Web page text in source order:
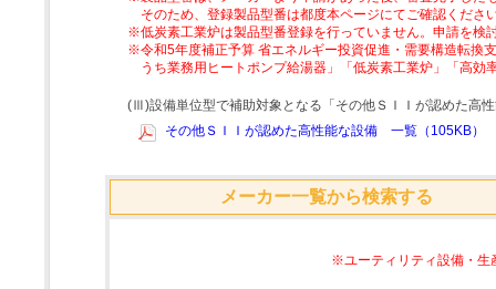
そのため、登録製品型番は都度本ページにてご確認くださ
※低炭素工業炉は製品型番登録を行っていません。申請を検
※令和5年度補正予算 省エネルギー投資促進・需要構造転換
うち業務用ヒートポンプ給湯器」「低炭素工業炉」「高
(Ⅲ)設備単位型で補助対象となる「その他ＳＩＩが認めた高
その他ＳＩＩが認めた高性能な設備 一覧（105KB）
メーカー一覧から検索する
※ユーティリティ設備・生